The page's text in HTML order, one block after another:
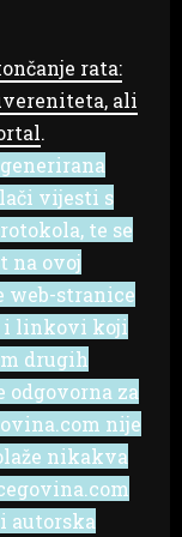
rata:
ali
.
vijesti s
te se
na ovoj
web-stranice
i linkovi koji
drugih
odgovorna za
nije
nikakva
autorska